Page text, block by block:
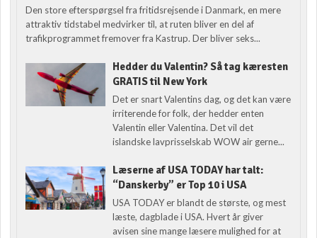
Den store efterspørgsel fra fritidsrejsende i Danmark, en mere
attraktiv tidstabel medvirker til, at ruten bliver en del af
trafikprogrammet fremover fra Kastrup. Der bliver seks...
Hedder du Valentin? Så tag kæresten
GRATIS til New York
Det er snart Valentins dag, og det kan være
irriterende for folk, der hedder enten
Valentin eller Valentina. Det vil det
islandske lavprisselskab WOW air gerne...
Læserne af USA TODAY har talt:
“Danskerby” er Top 10 i USA
USA TODAY er blandt de største, og mest
læste, dagblade i USA. Hvert år giver
avisen sine mange læsere mulighed for at